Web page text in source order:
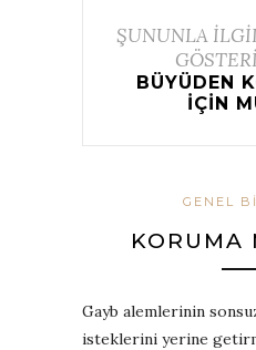
ŞUNUNLA
BÜYÜDEN
IÇIN
GENEL
KORUMA
Gayb alemlerinin
isteklerini yerine